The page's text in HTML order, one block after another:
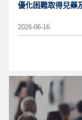
優化困難取得兒藥
2026-06-16